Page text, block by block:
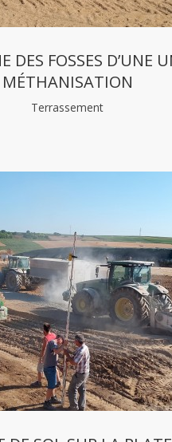
DES FOSSES D’UNE
MÉTHANISATION
Terrassement